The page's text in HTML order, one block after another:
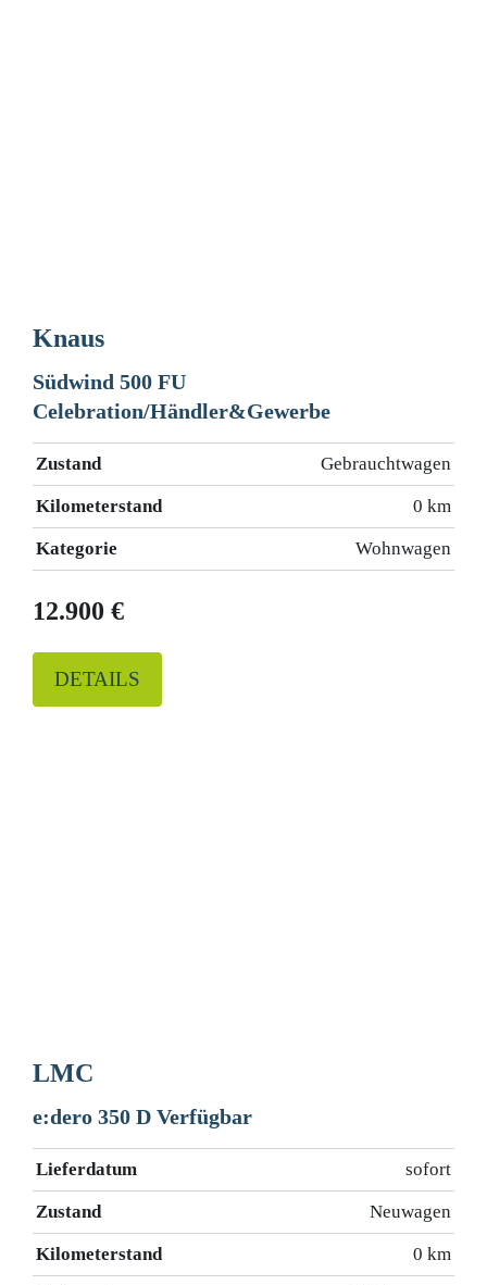
Knaus
Südwind 500 FU
Celebration/Händler&Gewerbe
Zustand Gebrauchtwagen
Kilometerstand 0 km
Kategorie Wohnwagen
12.900 €
DETAILS
LMC
e:dero 350 D Verfügbar
Lieferdatum sofort
Zustand Neuwagen
Kilometerstand 0 km